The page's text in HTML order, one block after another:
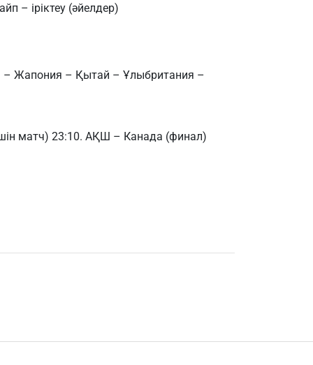
– іріктеу (әйелдер)
Жапония – Қытай – Ұлыбритания –
матч) 23:10. АҚШ – Канада (финал)